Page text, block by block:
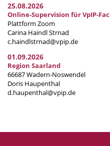
25.08.2026
Online-Supervision für VpIP-
Plattform Zoom
Carina Haindl Strnad
c.haindlstrnad@vpip.de
01.09.2026
Region Saarland
66687 Wadern-Noswendel
Doris Haupenthal
d.haupenthal@vpip.de